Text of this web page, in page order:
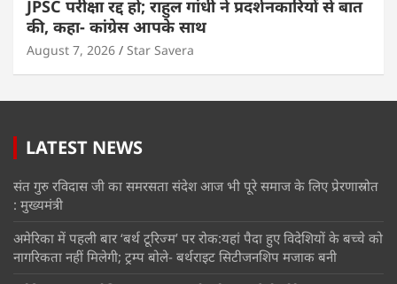
JPSC परीक्षा रद्द हो; राहुल गांधी ने प्रदर्शनकारियों से बात
की, कहा- कांग्रेस आपके साथ
August 7, 2026 Star Savera
LATEST NEWS
संत गुरु रविदास जी का समरसता संदेश आज भी पूरे समाज के लिए प्रेरणास्रोत
: मुख्यमंत्री
अमेरिका में पहली बार ‘बर्थ टूरिज्म’ पर रोक:यहां पैदा हुए विदेशियों के बच्चे को
नागरिकता नहीं मिलेगी; ट्रम्प बोले- बर्थराइट सिटीजनशिप मजाक बनी